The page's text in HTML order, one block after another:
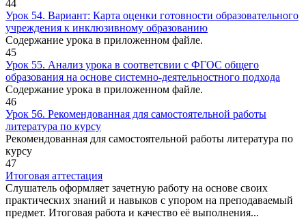
44
Урок 54. Вариант: Карта оценки готовности образовательного
учреждения к инклюзивному образованию
Содержание урока в приложенном файле.
45
Урок 55. Анализ урока в соответсвии с ФГОС общего
образования на основе системно-деятельностного подхода
Содержание урока в приложенном файле.
46
Урок 56. Рекомендованная для самостоятельной работы
литература по курсу
Рекомендованная для самостоятельной работы литература по
курсу
47
Итоговая аттестация
Слушатель оформляет зачетную работу на основе своих
практических знаний и навыков с упором на преподаваемый
предмет. Итоговая работа и качество её выполнения...